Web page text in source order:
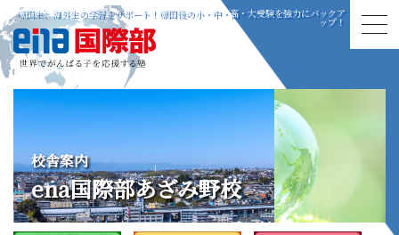
帰国生、海外生の学習をサポート！帰国後の小・中・高・大受験を強力にバックア
ップ！
校舎案内
ena国際部あざみ野校